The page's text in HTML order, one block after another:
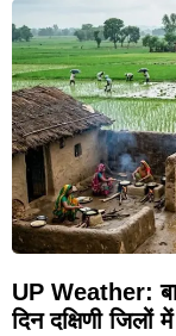
UP Weather:
दिन दक्षिणी जिलों